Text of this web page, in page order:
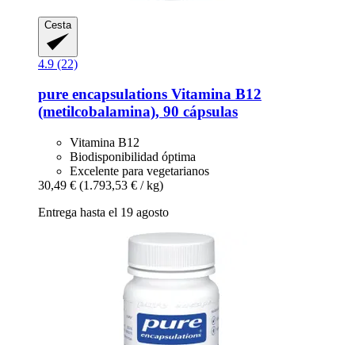
Cesta
4.9 (22)
pure encapsulations Vitamina B12
(metilcobalamina), 90 cápsulas
Vitamina B12
Biodisponibilidad óptima
Excelente para vegetarianos
30,49 € (1.793,53 € / kg)
Entrega hasta el 19 agosto